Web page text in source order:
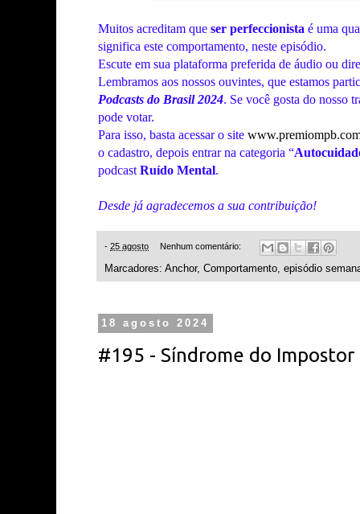
Muitos acreditam que ser perfeccionista é uma
significa este comportamento, neste episódio.
Escute em sua plataforma preferida de áudio ou
Lembramos aos nossos ouvintes, que estamos
Podcasts do Brasil 2024. Se você gosta do nosso
pode votar.
Para isso, basta acessar o site
o cadastro, depois entrar na categoria “
podcast Ruído Mental.
Desde já agradecemos a sua contribuição!
- 25 agosto Nenhum comentário:
Marcadores: Anchor, Comportamento episódio
18 agosto 2024
#195 - Síndrome do Impostor